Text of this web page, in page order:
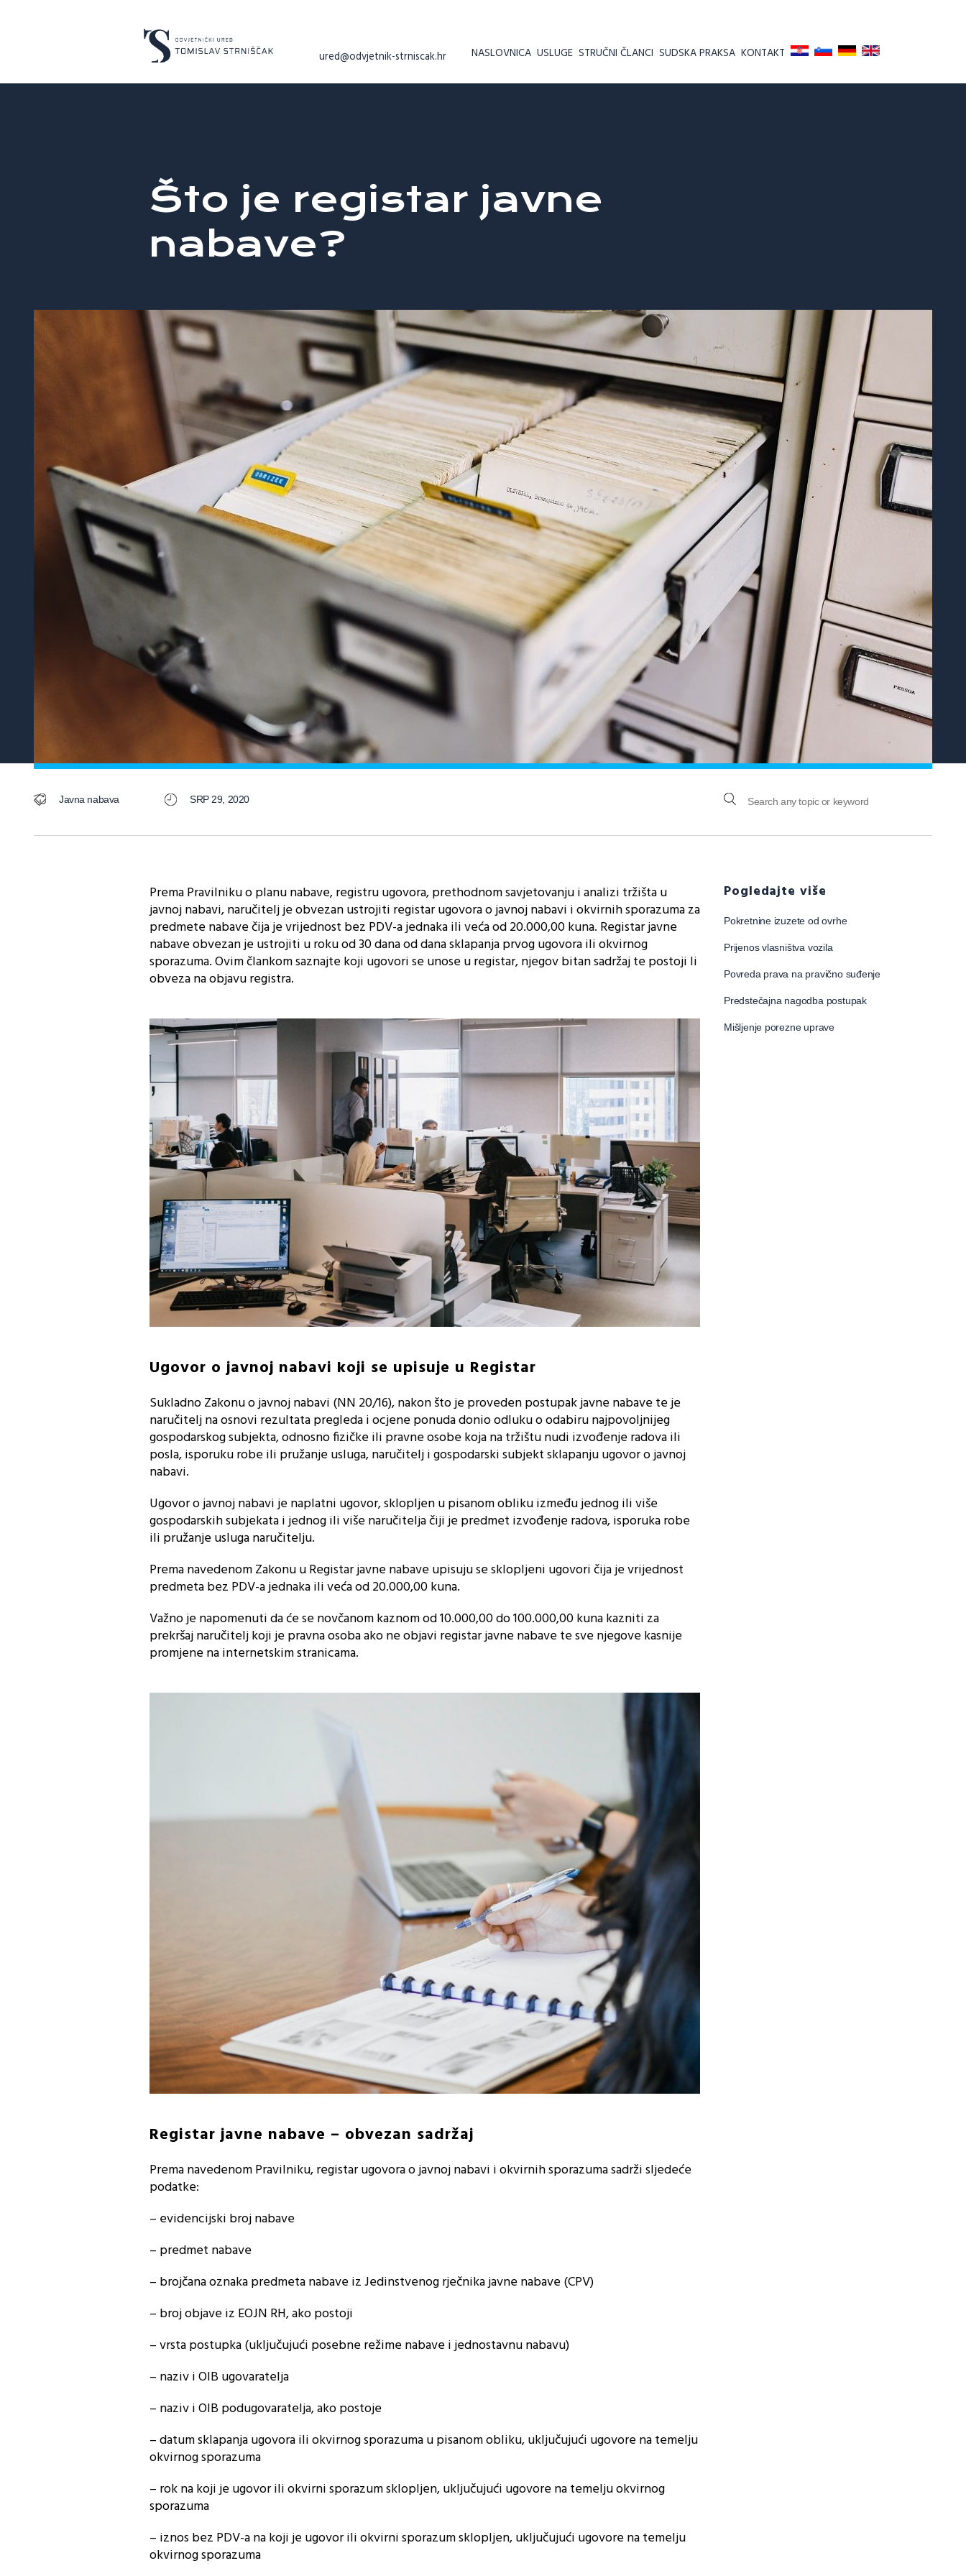
NASLOVNICA USLUGE STRUČNI ČLANCI SUDSKA PRAKSA KONTAKT
ured@odvjetnik-strniscak.hr
Što je registar javne
nabave?
Javna nabava SRP 29, 2020
Prema Pravilniku o planu nabave, registru ugovora, prethodnom savjetovanju i analizi tržišta u
javnoj nabavi, naručitelj je obvezan ustrojiti registar ugovora o javnoj nabavi i okvirnih sporazuma za
predmete nabave čija je vrijednost bez PDV-a jednaka ili veća od 20.000,00 kuna. Registar javne
nabave obvezan je ustrojiti u roku od 30 dana od dana sklapanja prvog ugovora ili okvirnog
sporazuma. Ovim člankom saznajte koji ugovori se unose u registar, njegov bitan sadržaj te postoji li
obveza na objavu registra.
Ugovor o javnoj nabavi koji se upisuje u Registar
Sukladno Zakonu o javnoj nabavi (NN 20/16), nakon što je proveden postupak javne nabave te je
naručitelj na osnovi rezultata pregleda i ocjene ponuda donio odluku o odabiru najpovoljnijeg
gospodarskog subjekta, odnosno fizičke ili pravne osobe koja na tržištu nudi izvođenje radova ili
posla, isporuku robe ili pružanje usluga, naručitelj i gospodarski subjekt sklapanju ugovor o javnoj
nabavi.
Ugovor o javnoj nabavi je naplatni ugovor, sklopljen u pisanom obliku između jednog ili više
gospodarskih subjekata i jednog ili više naručitelja čiji je predmet izvođenje radova, isporuka robe
ili pružanje usluga naručitelju.
Prema navedenom Zakonu u Registar javne nabave upisuju se sklopljeni ugovori čija je vrijednost
predmeta bez PDV-a jednaka ili veća od 20.000,00 kuna.
Važno je napomenuti da će se novčanom kaznom od 10.000,00 do 100.000,00 kuna kazniti za
prekršaj naručitelj koji je pravna osoba ako ne objavi registar javne nabave te sve njegove kasnije
promjene na internetskim stranicama.
Registar javne nabave – obvezan sadržaj
Prema navedenom Pravilniku, registar ugovora o javnoj nabavi i okvirnih sporazuma sadrži sljedeće
podatke:
– evidencijski broj nabave
– predmet nabave
– brojčana oznaka predmeta nabave iz Jedinstvenog rječnika javne nabave (CPV)
– broj objave iz EOJN RH, ako postoji
– vrsta postupka (uključujući posebne režime nabave i jednostavnu nabavu)
– naziv i OIB ugovaratelja
– naziv i OIB podugovaratelja, ako postoje
– datum sklapanja ugovora ili okvirnog sporazuma u pisanom obliku, uključujući ugovore na temelju
okvirnog sporazuma
– rok na koji je ugovor ili okvirni sporazum sklopljen, uključujući ugovore na temelju okvirnog
sporazuma
– iznos bez PDV-a na koji je ugovor ili okvirni sporazum sklopljen, uključujući ugovore na temelju
okvirnog sporazuma
Pogledajte više
Pokretnine izuzete od ovrhe
Prijenos vlasništva vozila
Povreda prava na pravično suđenje
Predstečajna nagodba postupak
Mišljenje porezne uprave